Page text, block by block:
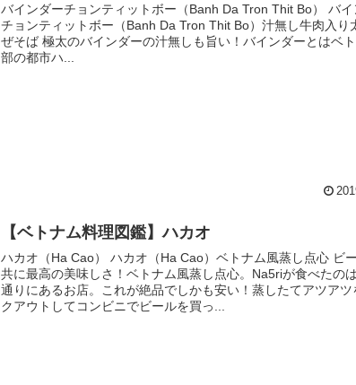
バインダーチョンティットボー（Banh Da Tron Thit Bo） バイ
チョンティットボー（Banh Da Tron Thit Bo）汁無し牛肉入り
ぜそば 極太のバインダーの汁無しも旨い！バインダーとはベ
部の都市ハ...
【ベトナム料理図鑑】ハカオ
ハカオ（Ha Cao） ハカオ（Ha Cao）ベトナム風蒸し点心 ビ
共に最高の美味しさ！ベトナム風蒸し点心。Na5riが食べたの
通りにあるお店。これが絶品でしかも安い！蒸したてアツアツ
クアウトしてコンビニでビールを買っ...